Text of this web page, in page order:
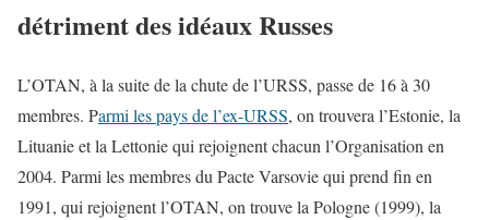
détriment des idéaux Russes
L’OTAN, à la suite de la chute de l’URSS, passe de 16 à 30
membres. Parmi les pays de l’ex-URSS, on trouvera l’Estonie, la
Lituanie et la Lettonie qui rejoignent chacun l’Organisation en
2004. Parmi les membres du Pacte Varsovie qui prend fin en
1991, qui rejoignent l’OTAN, on trouve la Pologne (1999), la